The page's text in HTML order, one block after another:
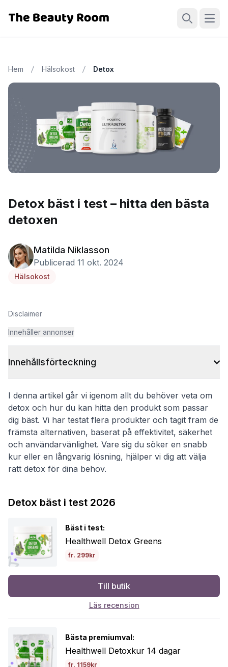
Hem Hälsokost Detox
Detox bäst i test – hitta den bästa
detoxen
Matilda Niklasson
Publicerad 11 okt. 2024
Hälsokost
Disclaimer
Innehåller annonser
Innehållsförteckning
I denna artikel går vi igenom allt du behöver veta om
detox och hur du kan hitta den produkt som passar
dig bäst. Vi har testat flera produkter och tagit fram de
främsta alternativen, baserat på effektivitet, säkerhet
och användarvänlighet. Vare sig du söker en snabb
kur eller en långvarig lösning, hjälper vi dig att välja
rätt detox för dina behov.
Detox bäst i test 2026
Bäst i test:
Healthwell Detox Greens
fr. 299kr
Till butik
Läs recension
Bästa premiumval:
Healthwell Detoxkur 14 dagar
fr. 1159kr